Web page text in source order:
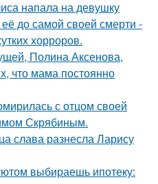
напала на девушку
до самой своей смерти -
хорроров.
Полина Аксенова,
что мама постоянно
с отцом своей
Скрябиным.
слава разнесла Ларису
выбираешь ипотеку: